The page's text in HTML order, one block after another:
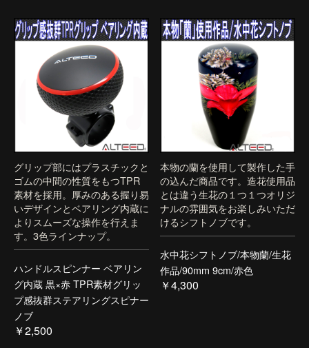
グリップ部にはプラスチックと
ゴムの中間の性質をもつTPR
素材を採用。厚みのある握り易
いデザインとベアリング内蔵に
よりスムーズな操作を行えま
す。3色ラインナップ。
ハンドルスピンナー ベアリン
グ内蔵 黒×赤 TPR素材グリッ
プ感抜群ステアリングスピナー
ノブ
￥2,500
本物の蘭を使用して製作した手
の込んだ商品です。造花使用品
とは違う生花の１つ１つオリジ
ナルの雰囲気をお楽しみいただ
けるシフトノブです。
水中花シフトノブ/本物蘭/生花
作品/90mm 9cm/赤色
￥4,300